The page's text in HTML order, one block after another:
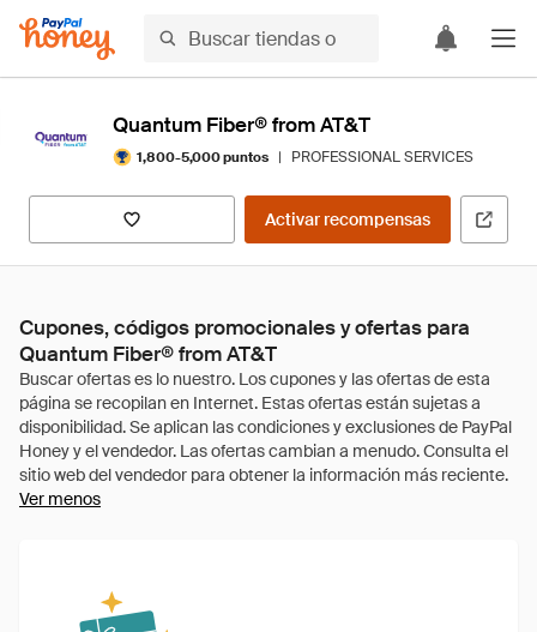
Quantum Fiber® from AT&T
1,800-5,000 puntos | PROFESSIONAL SERVICES
Activar recompensas
Cupones, códigos promocionales y ofertas para
Quantum Fiber® from AT&T
Ver menos